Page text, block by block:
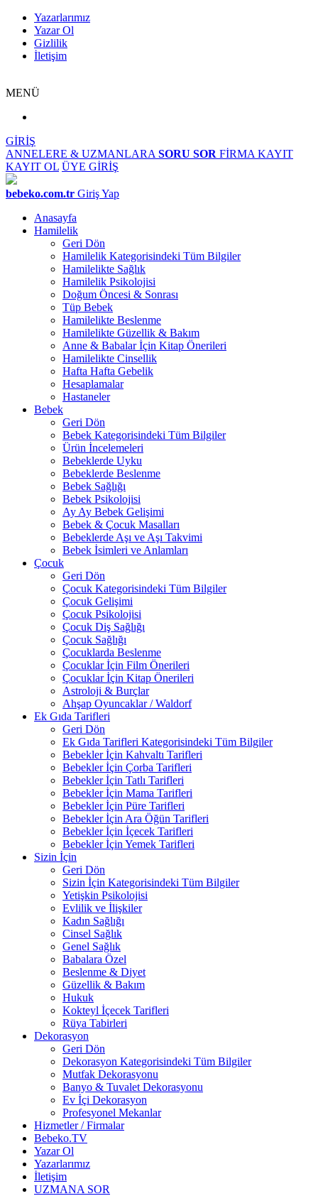
Yazarlarımız
Yazar Ol
Gizlilik
İletişim
MENÜ
GİRİŞ
ANNELERE & UZMANLARA SORU SOR FİRMA KAYIT
KAYIT OL ÜYE GİRİŞ
bebeko.com.tr Giriş Yap
Anasayfa
Hamilelik
Geri Dön
Hamilelik Kategorisindeki Tüm Bilgiler
Hamilelikte Sağlık
Hamilelik Psikolojisi
Doğum Öncesi & Sonrası
Tüp Bebek
Hamilelikte Beslenme
Hamilelikte Güzellik & Bakım
Anne & Babalar İçin Kitap Önerileri
Hamilelikte Cinsellik
Hafta Hafta Gebelik
Hesaplamalar
Hastaneler
Bebek
Geri Dön
Bebek Kategorisindeki Tüm Bilgiler
Ürün İncelemeleri
Bebeklerde Uyku
Bebeklerde Beslenme
Bebek Sağlığı
Bebek Psikolojisi
Ay Ay Bebek Gelişimi
Bebek & Çocuk Masalları
Bebeklerde Aşı ve Aşı Takvimi
Bebek İsimleri ve Anlamları
Çocuk
Geri Dön
Çocuk Kategorisindeki Tüm Bilgiler
Çocuk Gelişimi
Çocuk Psikolojisi
Çocuk Diş Sağlığı
Çocuk Sağlığı
Çocuklarda Beslenme
Çocuklar İçin Film Önerileri
Çocuklar İçin Kitap Önerileri
Astroloji & Burçlar
Ahşap Oyuncaklar / Waldorf
Ek Gıda Tarifleri
Geri Dön
Ek Gıda Tarifleri Kategorisindeki Tüm Bilgiler
Bebekler İçin Kahvaltı Tarifleri
Bebekler İçin Çorba Tarifleri
Bebekler İçin Tatlı Tarifleri
Bebekler İçin Mama Tarifleri
Bebekler İçin Püre Tarifleri
Bebekler İçin Ara Öğün Tarifleri
Bebekler İçin İçecek Tarifleri
Bebekler İçin Yemek Tarifleri
Sizin İçin
Geri Dön
Sizin İçin Kategorisindeki Tüm Bilgiler
Yetişkin Psikolojisi
Evlilik ve İlişkiler
Kadın Sağlığı
Cinsel Sağlık
Genel Sağlık
Babalara Özel
Beslenme & Diyet
Güzellik & Bakım
Hukuk
Kokteyl İçecek Tarifleri
Rüya Tabirleri
Dekorasyon
Geri Dön
Dekorasyon Kategorisindeki Tüm Bilgiler
Mutfak Dekorasyonu
Banyo & Tuvalet Dekorasyonu
Ev İçi Dekorasyon
Profesyonel Mekanlar
Hizmetler / Firmalar
Bebeko.TV
Yazar Ol
Yazarlarımız
İletişim
UZMANA SOR